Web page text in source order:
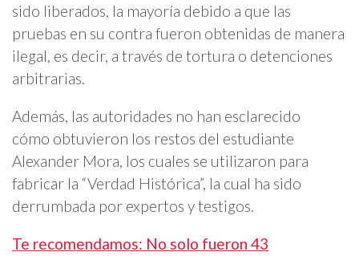
sido liberados, la mayoría debido a que las
pruebas en su contra fueron obtenidas de manera
ilegal, es decir, a través de tortura o detenciones
arbitrarias.
Además, las autoridades no han esclarecido
cómo obtuvieron los restos del estudiante
Alexander Mora, los cuales se utilizaron para
fabricar la “Verdad Histórica”, la cual ha sido
derrumbada por expertos y testigos.
Te recomendamos: No solo fueron 43